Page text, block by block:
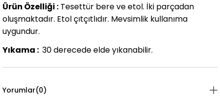
Ürün Özelliği : Tesettür bere ve etol. İki parçadan
oluşmaktadır. Etol çıtçıtlıdır. Mevsimlik kullanıma
uygundur.
Yıkama : 30 derecede elde yıkanabilir.
Yorumlar(0)